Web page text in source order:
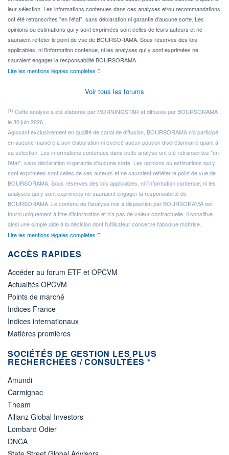
leur sélection. Les informations contenues dans ces analyses et/ou recommandations
ont été retranscrites "en l'état", sans déclaration ni garantie d'aucune sorte. Les
opinions ou estimations qui y sont exprimées sont celles de leurs auteurs et ne
sauraient refléter le point de vue de BOURSORAMA. Sous réserves des lois
applicables, ni l'information contenue, ni les analyses qui y sont exprimées ne
sauraient engager la responsabilité BOURSORAMA.
Lire les mentions légales complètes
Voir tous les forums
(1) Cette analyse a été élaborée par MORNINGSTAR et diffusée par BOURSORAMA
le 30 juin 2026.
Agissant exclusivement en qualité de canal de diffusion, BOURSORAMA n'a participé
en aucune manière à son élaboration ni exercé aucun pouvoir discrétionnaire quant à
sa sélection. Les informations contenues dans cette analyse ont été retranscrites "en
l'état", sans déclaration ni garantie d'aucune sorte. Les opinions ou estimations qui y
sont exprimées sont celles de ses auteurs et ne sauraient refléter le point de vue de
BOURSORAMA. Sous réserves des lois applicables, ni l'information contenue, ni les
analyses qui y sont exprimées ne sauraient engager la responsabilité de
BOURSORAMA. Le contenu de l'analyse mis à disposition par BOURSORAMA est
fourni uniquement à titre d'information et n'a pas de valeur contractuelle. Il constitue
ainsi une simple aide à la décision dont l'utilisateur conserve l'absolue maîtrise.
Lire les mentions légales complètes
ACCÈS RAPIDES
Accéder au forum ETF et OPCVM
Actualités OPCVM
Points de marché
Indices France
Indices internationaux
Matières premières
SOCIÉTÉS DE GESTION LES PLUS
RECHERCHÉES / CONSULTÉES *
Amundi
Carmignac
Theam
Allianz Global Investors
Lombard Odier
DNCA